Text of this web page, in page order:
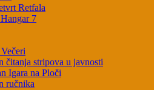
Retfala
7
čitanja stripova u javnosti
Igara na Ploči
ručnika